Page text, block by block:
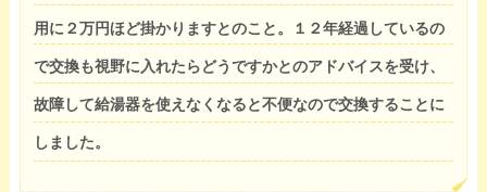
用に２万円ほど掛かりますとのこと。１２年経過しているの
で交換も視野に入れたらどうですかとのアドバイスを受け、
故障して給湯器を使えなくなると不便なので交換することに
しました。